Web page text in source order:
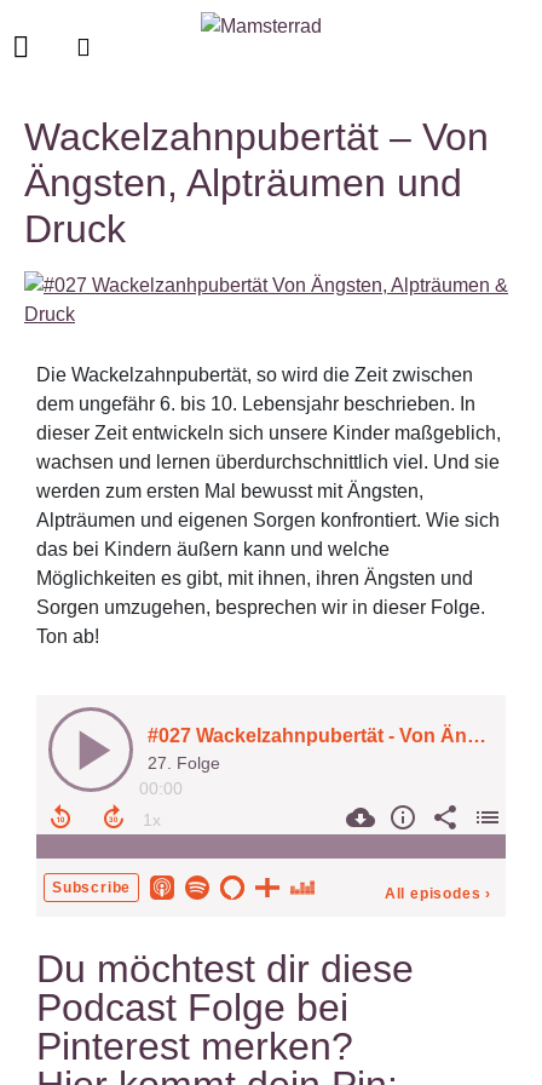
Wackelzahnpubertät – Von
Ängsten, Alpträumen und
Druck
Die Wackelzahnpubertät, so wird die Zeit zwischen
dem ungefähr 6. bis 10. Lebensjahr beschrieben. In
dieser Zeit entwickeln sich unsere Kinder maßgeblich,
wachsen und lernen überdurchschnittlich viel. Und sie
werden zum ersten Mal bewusst mit Ängsten,
Alpträumen und eigenen Sorgen konfrontiert. Wie sich
das bei Kindern äußern kann und welche
Möglichkeiten es gibt, mit ihnen, ihren Ängsten und
Sorgen umzugehen, besprechen wir in dieser Folge.
Ton ab!
Du möchtest dir diese
Podcast Folge bei
Pinterest merken?